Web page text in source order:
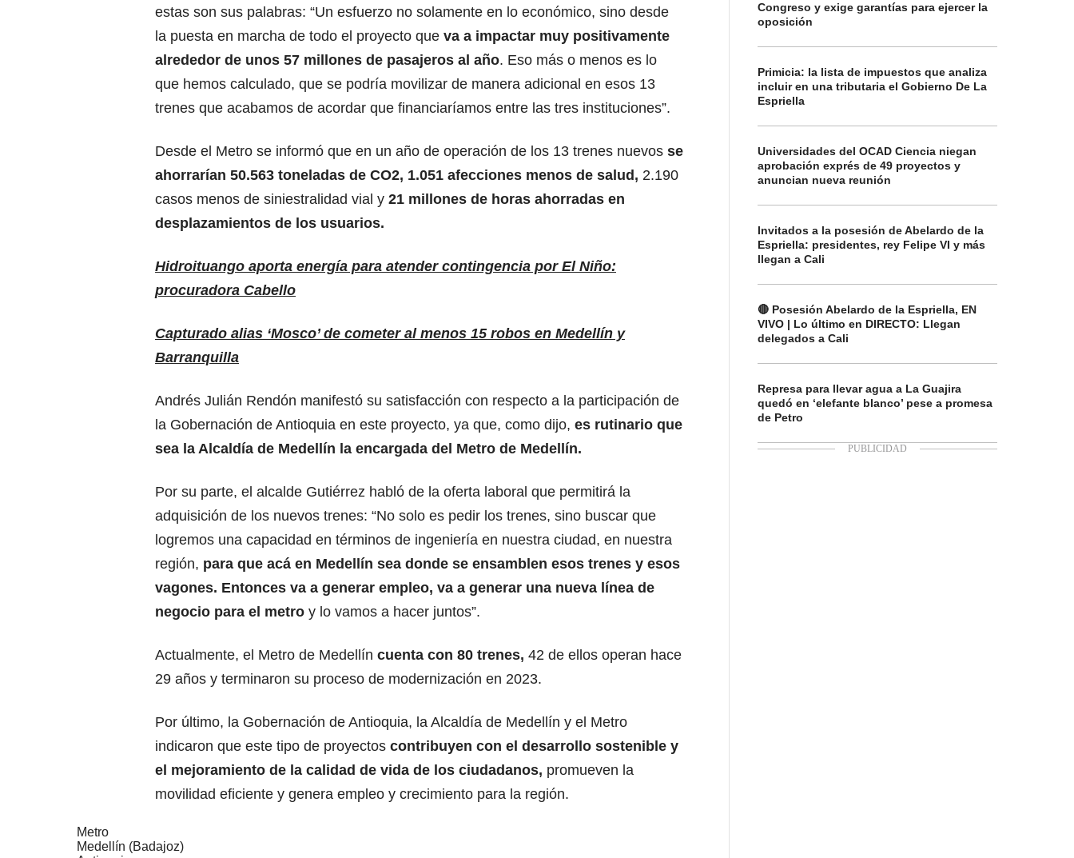
estas son sus palabras: “Un esfuerzo no solamente en lo económico, sino desde
la puesta en marcha de todo el proyecto que va a impactar muy positivamente
alrededor de unos 57 millones de pasajeros al año. Eso más o menos es lo
que hemos calculado, que se podría movilizar de manera adicional en esos 13
trenes que acabamos de acordar que financiaríamos entre las tres instituciones”.
Desde el Metro se informó que en un año de operación de los 13 trenes nuevos se
ahorrarían 50.563 toneladas de CO2, 1.051 afecciones menos de salud, 2.190
casos menos de siniestralidad vial y 21 millones de horas ahorradas en
desplazamientos de los usuarios.
Hidroituango aporta energía para atender contingencia por El Niño:
procuradora Cabello
Capturado alias ‘Mosco’ de cometer al menos 15 robos en Medellín y
Barranquilla
Andrés Julián Rendón manifestó su satisfacción con respecto a la participación de
la Gobernación de Antioquia en este proyecto, ya que, como dijo, es rutinario que
sea la Alcaldía de Medellín la encargada del Metro de Medellín.
Por su parte, el alcalde Gutiérrez habló de la oferta laboral que permitirá la
adquisición de los nuevos trenes: “No solo es pedir los trenes, sino buscar que
logremos una capacidad en términos de ingeniería en nuestra ciudad, en nuestra
región, para que acá en Medellín sea donde se ensamblen esos trenes y esos
vagones. Entonces va a generar empleo, va a generar una nueva línea de
negocio para el metro y lo vamos a hacer juntos”.
Actualmente, el Metro de Medellín cuenta con 80 trenes, 42 de ellos operan hace
29 años y terminaron su proceso de modernización en 2023.
Por último, la Gobernación de Antioquia, la Alcaldía de Medellín y el Metro
indicaron que este tipo de proyectos contribuyen con el desarrollo sostenible y
el mejoramiento de la calidad de vida de los ciudadanos, promueven la
movilidad eficiente y genera empleo y crecimiento para la región.
Metro
Medellín (Badajoz)
Congreso y exige garantías para ejercer la
oposición
Primicia: la lista de impuestos que analiza
incluir en una tributaria el Gobierno De La
Espriella
Universidades del OCAD Ciencia niegan
aprobación exprés de 49 proyectos y
anuncian nueva reunión
Invitados a la posesión de Abelardo de la
Espriella: presidentes, rey Felipe VI y más
llegan a Cali
🔴 Posesión Abelardo de la Espriella, EN
VIVO | Lo último en DIRECTO: Llegan
delegados a Cali
Represa para llevar agua a La Guajira
quedó en ‘elefante blanco’ pese a promesa
de Petro